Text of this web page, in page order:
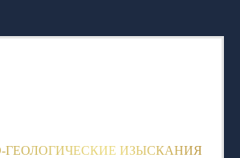
ИЗЫСКАНИЯ